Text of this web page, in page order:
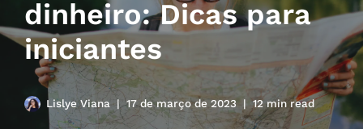
dinheiro: Dicas para
iniciantes
Lislye Viana 17 de março de 2023 12 min read